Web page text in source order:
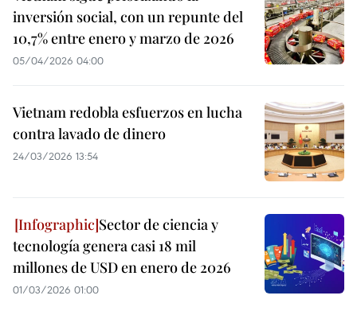
inversión social, con un repunte del
10,7% entre enero y marzo de 2026
05/04/2026 04:00
Vietnam redobla esfuerzos en lucha
contra lavado de dinero
24/03/2026 13:54
Sector de ciencia y
tecnología genera casi 18 mil
millones de USD en enero de 2026
01/03/2026 01:00